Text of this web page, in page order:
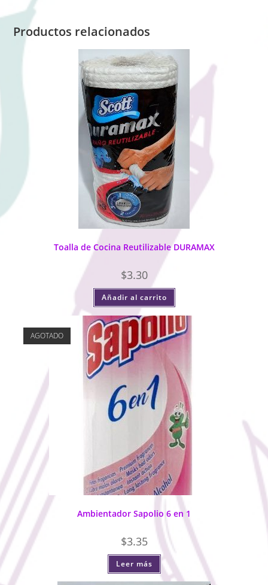
Productos relacionados
Toalla de Cocina Reutilizable DURAMAX
$3.30
Añadir al carrito
AGOTADO
Ambientador Sapolio 6 en 1
$3.35
Leer más